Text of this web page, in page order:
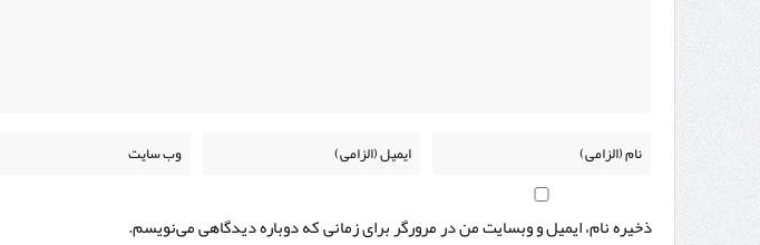
ذخیره نام، ایمیل و وبسایت من در مرورگر برای زمانی که دوباره دیدگاهی می‌نویسم.